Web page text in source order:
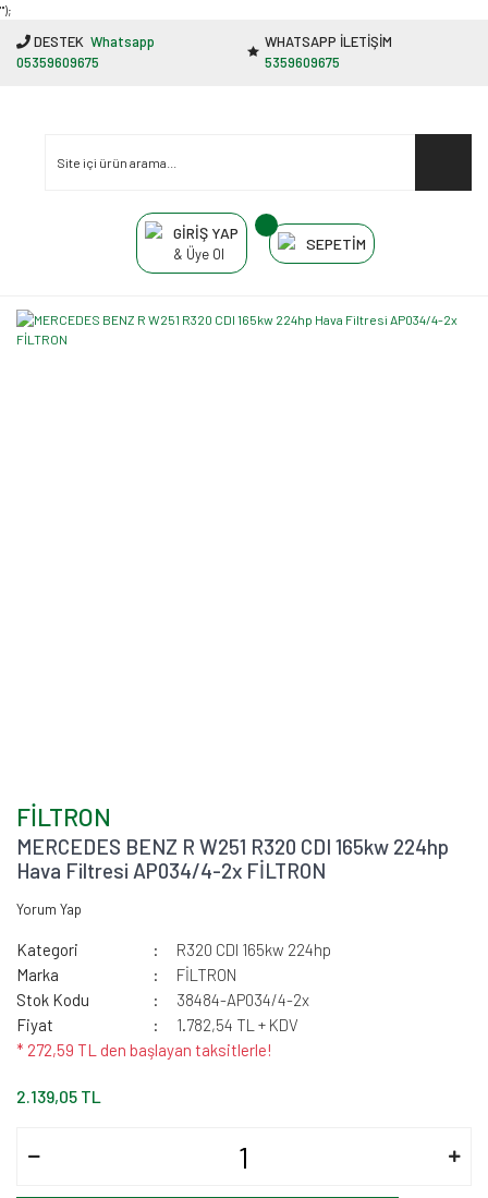
"');
DESTEK Whatsapp
05359609675
WHATSAPP İLETİŞİM
5359609675
GİRİŞ YAP
& Üye Ol
SEPETİM
FİLTRON
MERCEDES BENZ R W251 R320 CDI 165kw 224hp
Hava Filtresi AP034/4-2x FİLTRON
Yorum Yap
Kategori
R320 CDI 165kw 224hp
Marka
FİLTRON
Stok Kodu
38484-AP034/4-2x
Fiyat
1.782,54 TL + KDV
* 272,59 TL den başlayan taksitlerle!
2.139,05 TL